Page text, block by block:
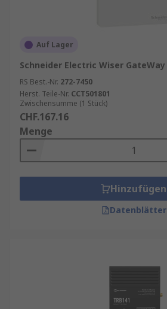
Auf Lager
Schneider Electric Wiser GateWay
RS Best.-Nr. 272-7450
Herst. Teile-Nr. CCT501801
Zwischensumme (1 Stück)
CHF.167.16
Menge
Hinzufügen
Datenblätter